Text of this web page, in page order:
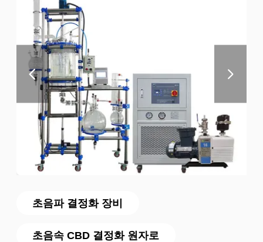
초음파 결정화 장비
초음속 CBD 결정화 원자로